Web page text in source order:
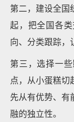
第二，建设全国
起，把全国各
向、分类跟踪，
第三，选择一
点，从小蛋糕切
先从有优势、有
融的独立性。